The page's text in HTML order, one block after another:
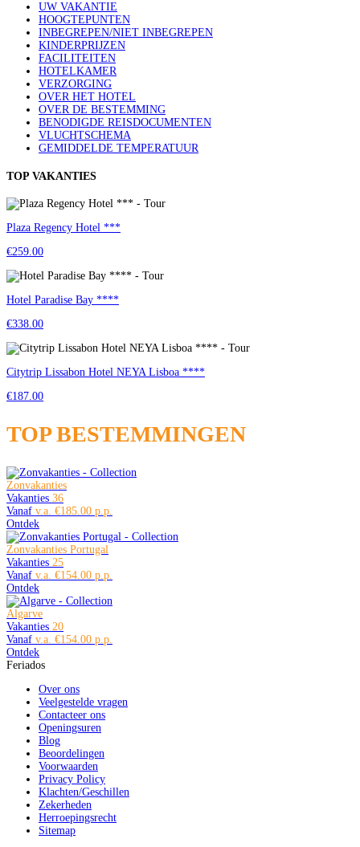
UW VAKANTIE
HOOGTEPUNTEN
INBEGREPEN/NIET INBEGREPEN
KINDERPRIJZEN
FACILITEITEN
HOTELKAMER
VERZORGING
OVER HET HOTEL
OVER DE BESTEMMING
BENODIGDE REISDOCUMENTEN
VLUCHTSCHEMA
GEMIDDELDE TEMPERATUUR
TOP VAKANTIES
Plaza Regency Hotel ***
€259.00
Hotel Paradise Bay ****
€338.00
Citytrip Lissabon Hotel NEYA Lisboa ****
€187.00
TOP BESTEMMINGEN
Zonvakanties
Vakanties 36
Vanaf
€185.00
Ontdek
Zonvakanties Portugal
Vakanties 25
Vanaf
€154.00
Ontdek
Algarve
Vakanties 20
Vanaf
€154.00
Ontdek
Feriados
Over ons
Veelgestelde vragen
Contacteer ons
Openingsuren
Blog
Beoordelingen
Voorwaarden
Privacy Policy
Klachten/Geschillen
Zekerheden
Herroepingsrecht
Sitemap